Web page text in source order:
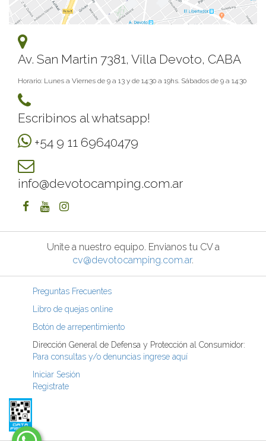
Av. San Martin 7381, Villa Devoto, CABA
Horario: Lunes a Viernes de 9 a 13 y de 14:30 a 19hs. Sábados de 9 a 14:30
Escribinos al whatsapp!
+54 9 11 69640479
info@devotocamping.com.ar
Unite a nuestro equipo. Envianos tu CV a
cv@devotocamping.com.ar.
Preguntas Frecuentes
Libro de quejas online
Botón de arrepentimiento
Dirección General de Defensa y Protección al Consumidor:
Para consultas y/o denuncias ingrese aquí
Iniciar Sesión
Registrate